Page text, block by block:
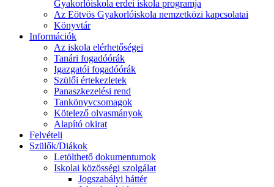
Gyakorlóiskola erdei iskola programja
Az Eötvös Gyakorlóiskola nemzetközi kapcsolatai
Könyvtár
Információk
Az iskola elérhetőségei
Tanári fogadóórák
Igazgatói fogadóórák
Szülői értekezletek
Panaszkezelési rend
Tankönyvcsomagok
Kötelező olvasmányok
Alapító okirat
Felvételi
Szülők/Diákok
Letölthető dokumentumok
Iskolai közösségi szolgálat
Jogszabályi háttér